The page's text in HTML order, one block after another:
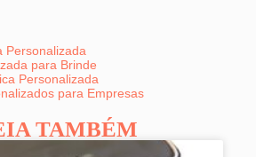
Personalizada
para Brinde
Personalizada
para Empresas
TAMBÉM